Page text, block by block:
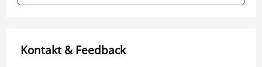
Kontakt & Feedback